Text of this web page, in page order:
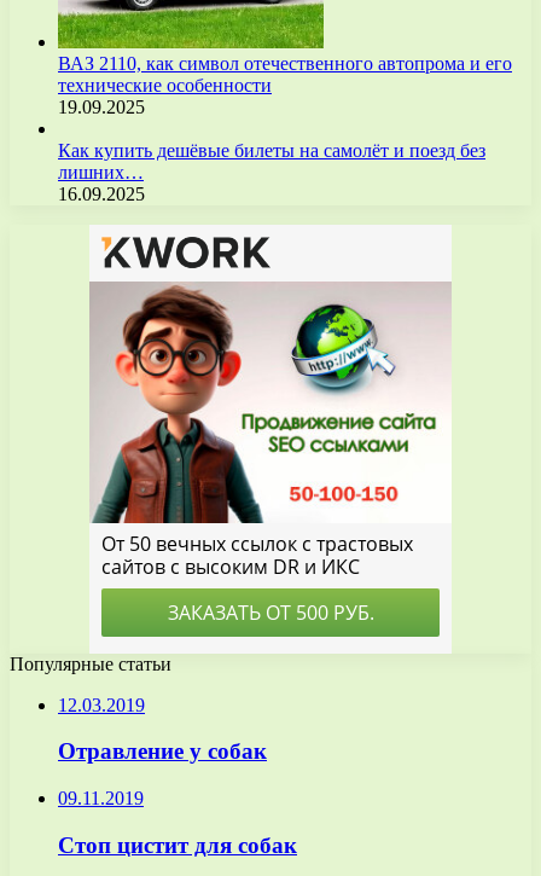
ВАЗ 2110, как символ отечественного автопрома и его
технические особенности
19.09.2025
Как купить дешёвые билеты на самолёт и поезд без
лишних…
16.09.2025
Популярные статьи
12.03.2019
Отравление у собак
09.11.2019
Стоп цистит для собак